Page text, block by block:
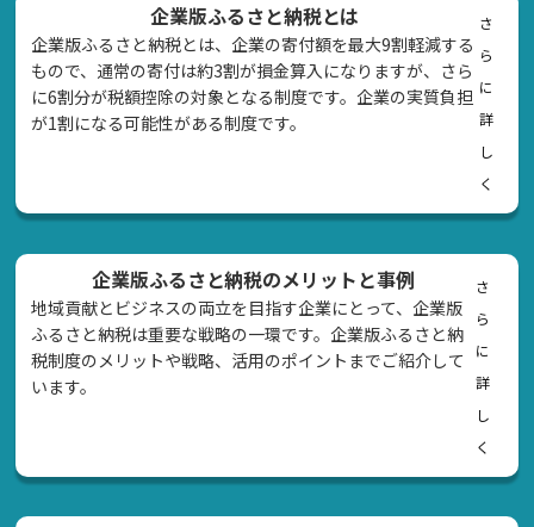
企業版ふるさと納税とは
企業版ふるさと納税とは、企業の寄付額を最大9割軽減する
もので、通常の寄付は約3割が損金算入になりますが、さら
に6割分が税額控除の対象となる制度です。企業の実質負担
が1割になる可能性がある制度です。
さ
ら
に
詳
し
く
企業版ふるさと納税のメリットと事例
地域貢献とビジネスの両立を目指す企業にとって、企業版
ふるさと納税は重要な戦略の一環です。企業版ふるさと納
税制度のメリットや戦略、活用のポイントまでご紹介して
います。
さ
ら
に
詳
し
く